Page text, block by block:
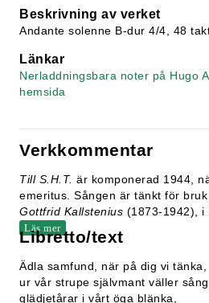
Beskrivning av verket
Andante solenne B-dur 4/4, 48
Länkar
Nerladdningsbara noter på Hugo
hemsida
Verkkommentar
Till S.H.T. är komponerad 1944,
emeritus. Sången är tänkt för
Gottfrid Kallstenius (1873-1942), i
Läs mer
Libretto/text
Ädla samfund, när på dig vi tänka,
ur vår strupe självmant väller sång,
glädjetårar i vårt öga blänka,